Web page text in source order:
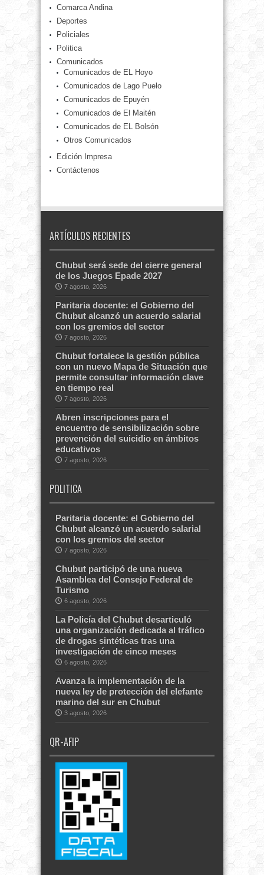
Comarca Andina
Deportes
Policiales
Politica
Comunicados
Comunicados de EL Hoyo
Comunicados de Lago Puelo
Comunicados de Epuyén
Comunicados de El Maitén
Comunicados de EL Bolsón
Otros Comunicados
Edición Impresa
Contáctenos
ARTÍCULOS RECIENTES
Chubut será sede del cierre general
de los Juegos Epade 2027
7 agosto, 2026
Paritaria docente: el Gobierno del
Chubut alcanzó un acuerdo salarial
con los gremios del sector
7 agosto, 2026
Chubut fortalece la gestión pública
con un nuevo Mapa de Situación que
permite consultar información clave
en tiempo real
7 agosto, 2026
Abren inscripciones para el
encuentro de sensibilización sobre
prevención del suicidio en ámbitos
educativos
7 agosto, 2026
POLITICA
Paritaria docente: el Gobierno del
Chubut alcanzó un acuerdo salarial
con los gremios del sector
7 agosto, 2026
Chubut participó de una nueva
Asamblea del Consejo Federal de
Turismo
6 agosto, 2026
La Policía del Chubut desarticuló
una organización dedicada al tráfico
de drogas sintéticas tras una
investigación de cinco meses
6 agosto, 2026
Avanza la implementación de la
nueva ley de protección del elefante
marino del sur en Chubut
3 agosto, 2026
QR-AFIP